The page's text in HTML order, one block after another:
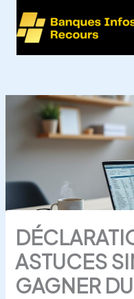
contenu
ASTUCES
GAGNER